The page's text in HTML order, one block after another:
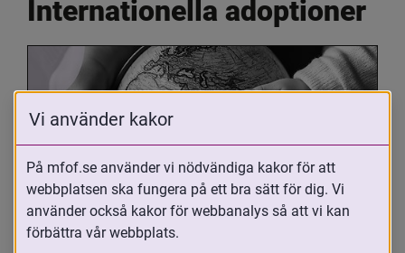
Internationella adoptioner
Oavsett om du är adopterad,
adoptivförälder eller arbetar med
Vi använder kakor
På mfof.se använder vi nödvändiga kakor för att
webbplatsen ska fungera på ett bra sätt för dig. Vi
använder också kakor för webbanalys så att vi kan
förbättra vår webbplats.